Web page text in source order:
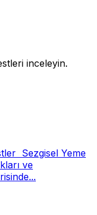
inceleyin.
ve